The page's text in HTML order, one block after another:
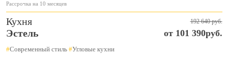
Рассрочка на 10 месяцев
Кухня 192 640 руб.
Эстель от 101 390руб.
#Современный стиль #Угловые кухни